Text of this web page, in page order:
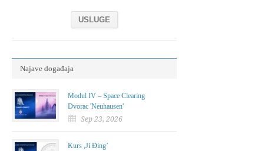
USLUGE
Najave događaja
Modul IV – Space Clearing
Dvorac 'Neuhausen'
Sep 23, 2026
Kurs ,Ji Đing’